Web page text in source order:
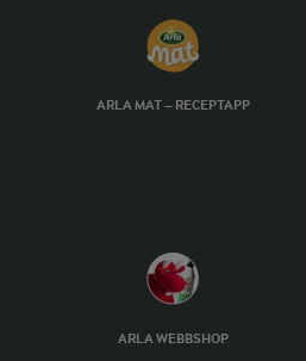
ARLA MAT – RECEPTAPP
ARLA WEBBSHOP